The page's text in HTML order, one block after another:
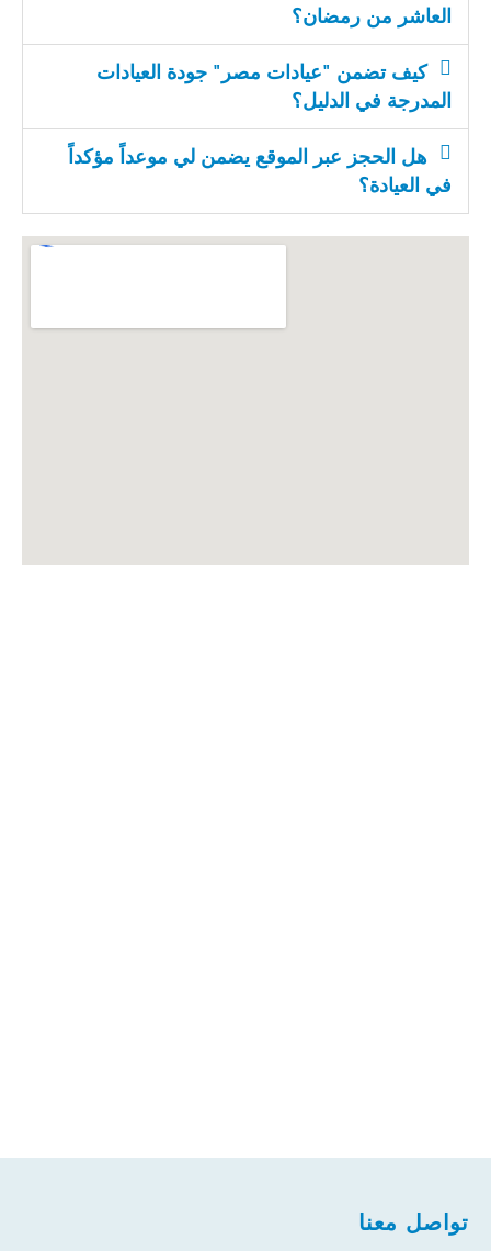
العاشر من رمضان؟
كيف تضمن "عيادات مصر" جودة العيادات
المدرجة في الدليل؟
هل الحجز عبر الموقع يضمن لي موعداً مؤكداً
في العيادة؟
تواصل معنا